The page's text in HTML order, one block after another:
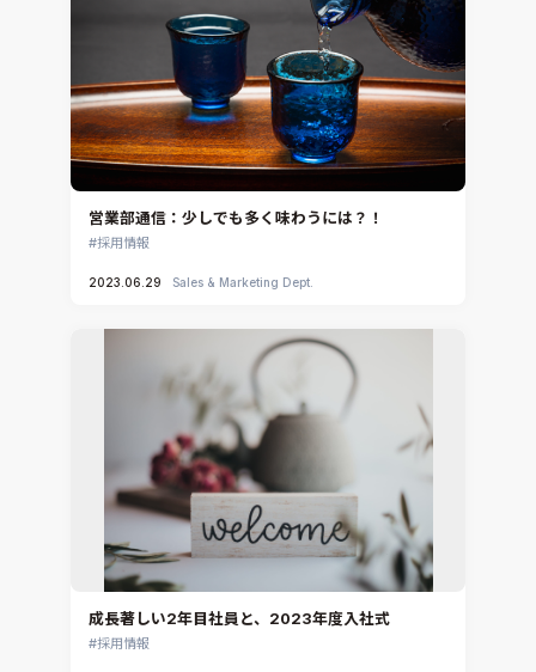
Ansys Granta MI
Ansys Granta Selector
営業部通信：少しでも多く味わうには？！
採用情報
2023.06.29 Sales & Marketing Dept.
成長著しい2年目社員と、2023年度入社式
採用情報